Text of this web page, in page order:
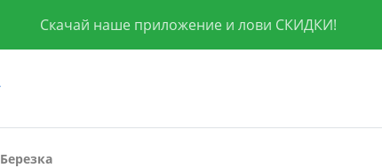
Скачай наше приложение и лови СКИДКИ!
Березка